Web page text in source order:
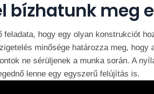
bízhatunk meg
feladata, hogy egy olyan konstrukciót
minősége határozza meg,
ne sérüljenek a munka során. A
lenne egy egyszerű felújítás is.